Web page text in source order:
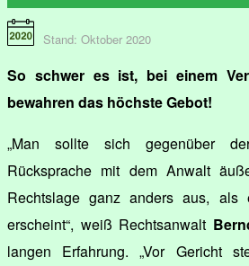
Stand: Oktober 2020
So schwer es ist, bei einem
bewahren das höchste Gebot!
„Man sollte sich gegenüber
Rücksprache mit dem Anwalt
Rechtslage ganz anders aus, als
erscheint“, weiß Rechtsanwalt
langen Erfahrung. „Vor Gericht